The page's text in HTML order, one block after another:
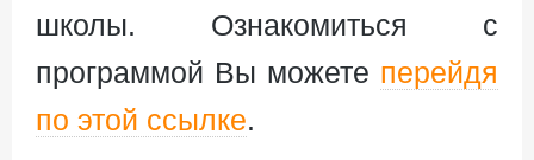
школы. Ознакомиться с
программой Вы можете перейдя
по этой ссылке.